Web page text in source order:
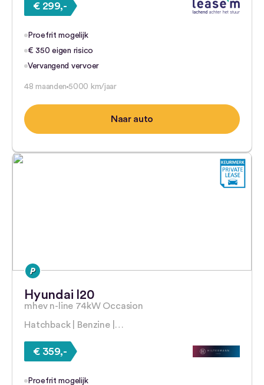
€ 299,-
Proefrit mogelijk
€ 350 eigen risico
Vervangend vervoer
48 maanden 5000 km/jaar
Naar auto
Hyundai I20
mhev n-line 74kW Occasion
Hatchback | Benzine |…
€ 359,-
Proefrit mogelijk